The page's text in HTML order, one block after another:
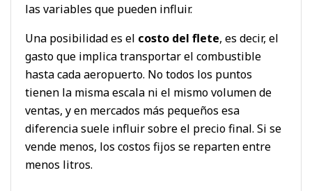
las variables que pueden influir.
Una posibilidad es el costo del flete, es decir, el
gasto que implica transportar el combustible
hasta cada aeropuerto. No todos los puntos
tienen la misma escala ni el mismo volumen de
ventas, y en mercados más pequeños esa
diferencia suele influir sobre el precio final. Si se
vende menos, los costos fijos se reparten entre
menos litros.